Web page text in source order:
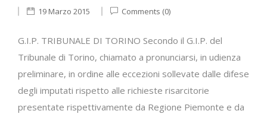
19 Marzo 2015
Comments (0)
G.I.P. TRIBUNALE DI TORINO Secondo il G.I.P. del
Tribunale di Torino, chiamato a pronunciarsi, in udienza
preliminare, in ordine alle eccezioni sollevate dalle difese
degli imputati rispetto alle richieste risarcitorie
presentate rispettivamente da Regione Piemonte e da